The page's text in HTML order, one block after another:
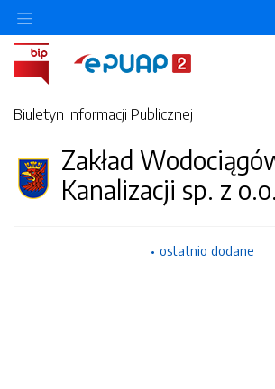
Biuletyn Informacji Publicznej
Zakład
Kanalizacji sp. z o.o.
ostatnio dodane